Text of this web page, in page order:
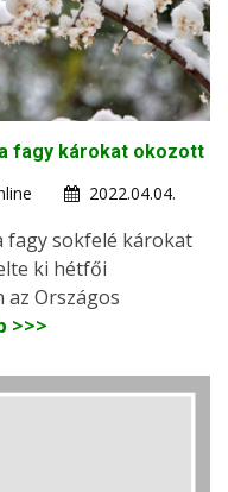
fagy károkat okozott
2022.04.04.
fagy sokfelé károkat
ki hétfői
Országos
>>>